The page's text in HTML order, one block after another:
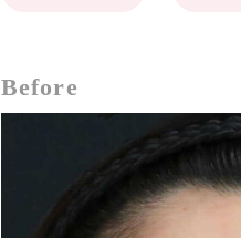
Before